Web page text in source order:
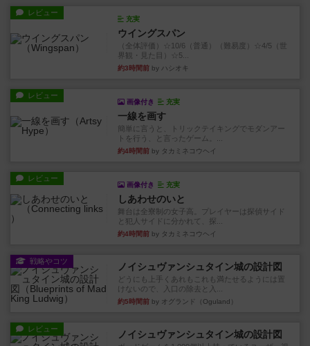
レビュー
充実
ウイングスパン
（全体評価）☆10/6（普通）（難易度）☆4/5（世
界観・見た目）☆5...
約3時間前 by ハシオキ
レビュー
画像付き 充実
一線を画す
簡単に言うと、トリックテイキングでモダンアー
トを行う、と言ったゲーム。...
約4時間前 by タカミネコウヘイ
レビュー
画像付き 充実
しあわせのいと
舞台は全寮制の女子高。プレイヤーは探偵サイド
と犯人サイドに分かれて、探...
約4時間前 by タカミネコウヘイ
戦略やコツ ノイシュヴァンシュタイン城の設計図
どうにも上手くあれもこれも満たせるようには置
けないので、入口の除去と入...
約5時間前 by オグランド（Oguland）
レビュー ノイシュヴァンシュタイン城の設計図